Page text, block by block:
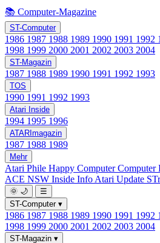
📚 Computer-Magazine
ST-Computer
1986 1987 1988 1989 1990 1991 1992
1998 1999 2000 2001 2002 2003 2004
ST-Magazin
1987 1988 1989 1990 1991 1992 1993
TOS
1990 1991 1992 1993
Atari Inside
1994 1995 1996
ATARImagazin
1987 1988 1989
Mehr
Atari Phile Happy ComputerComputer
ACE NSW Inside Info Atari Update
🌞 🌙
☰
ST-Computer ▾
1986 1987 1988 1989 1990 1991 1992
1998 1999 2000 2001 2002 2003 2004
ST-Magazin ▾